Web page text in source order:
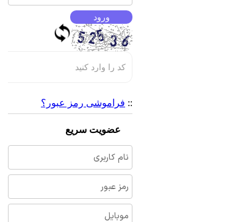
:: فراموشی رمز عبور؟
عضویت سریع